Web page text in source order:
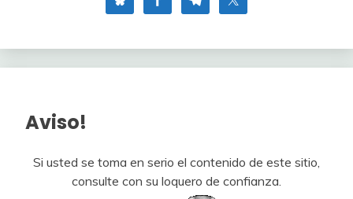
Aviso!
Si usted se toma en serio el contenido de este sitio,
consulte con su loquero de confianza.